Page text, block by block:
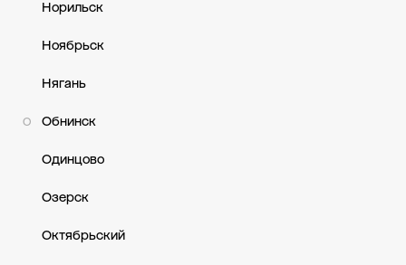
Норильск
Ноябрьск
Нягань
О Обнинск
Одинцово
Озерск
Октябрьский